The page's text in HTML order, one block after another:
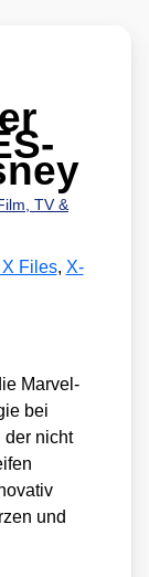
TV &
Files, X-
Mar­vel-
bei
der nicht
und